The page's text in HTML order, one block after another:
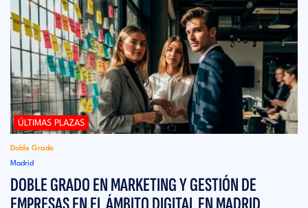
ÚLTIMAS PLAZAS
Doble Grado
Madrid
DOBLE GRADO EN MARKETING Y GESTIÓN DE